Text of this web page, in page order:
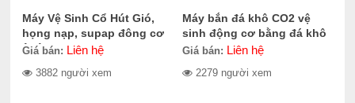
Máy Vệ Sinh Cổ Hút Gió,
họng nạp, supap đông cơ
ô tô CERES CE-300.1400
Giá bán: Liên hệ
3882 người xem
Máy bắn đá khô CO2 vệ
sinh động cơ bằng đá khô
CERES CE-709.2000
Giá bán: Liên hệ
2279 người xem